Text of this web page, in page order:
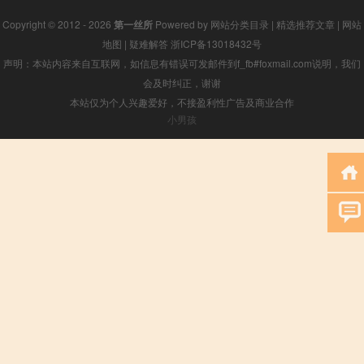
Copyright © 2012 - 2026 第一丝所 Powered by 网站分类目录 | 精选推荐文章 | 网站
地图 | 疑难解答 浙ICP备13018432号
声明：本站内容来自互联网，如信息有错误可发邮件到f_fb#foxmail.com说明，我们
会及时纠正，谢谢
本站仅为个人兴趣爱好，不接盈利性广告及商业合作
小男孩